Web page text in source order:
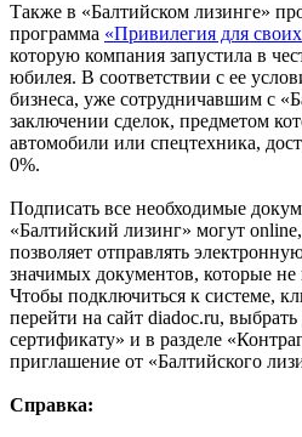
Также в «Балтийском лизинге»
программа «Привилегия для
которую компания запустила в
юбилея. В соответствии с ее
бизнеса, уже сотрудничавшим с
заключении сделок, предметом
автомобили или спецтехника,
0%.
Подписать все необходимые
«Балтийский лизинг» могут
позволяет отправлять
значимых документов, которые не
Чтобы подключиться к системе,
перейти на сайт diadoc.ru,
сертификату» и в разделе
приглашение от «Балтийского
Справка: